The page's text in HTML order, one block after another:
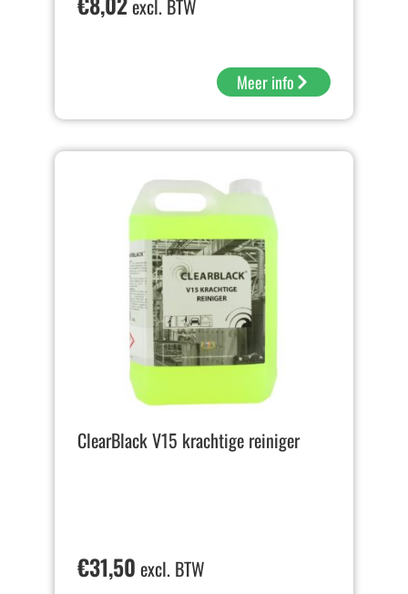
excl. BTW
Meer info
ClearBlack V15 krachtige reiniger
€31,50 excl. BTW